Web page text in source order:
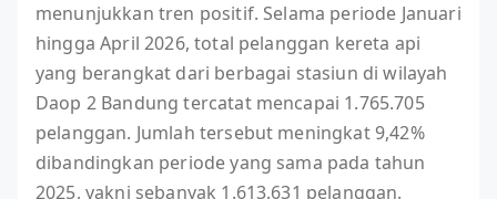
menunjukkan tren positif. Selama periode Januari
hingga April 2026, total pelanggan kereta api
yang berangkat dari berbagai stasiun di wilayah
Daop 2 Bandung tercatat mencapai 1.765.705
pelanggan. Jumlah tersebut meningkat 9,42%
dibandingkan periode yang sama pada tahun
2025, yakni sebanyak 1.613.631 pelanggan.